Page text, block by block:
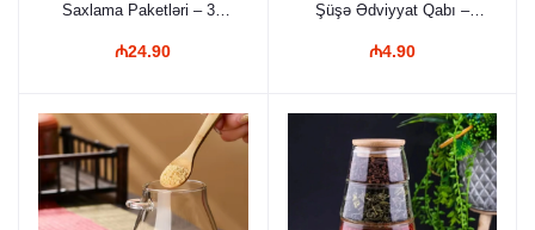
Saxlama Paketləri – 30
₼24.90
Şüşə Ədviyyat Qabı –
Ekoloji Saxlama Qabı
₼4.90